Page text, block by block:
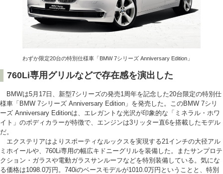
わずか限定20台の特別仕様車「BMW 7シリーズ Anniversary Edition」
760Li専用グリルなどで存在感を演出した
BMWは5月17日、新型7シリーズの発売1周年を記念した20台限定の特別仕
様車「BMW 7シリーズ Anniversary Edition」を発売した。このBMW 7シリ
ーズ Anniversary Editionは、エレガントな光沢が印象的な「ミネラル・ホワ
イト」のボディカラーが特徴で、エンジンは3リッター直6を搭載したモデル
だ。
エクステリアはよりスポーティなルックスを実現する21インチの大径アル
ミホイールや、760Li専用の幅広キドニーグリルを装備した。またサンプロテ
クション・ガラスや電動ガラスサンルーフなどを特別装備している。気にな
る価格は1098.0万円。740iのベースモデルが1010.0万円ということと、特別